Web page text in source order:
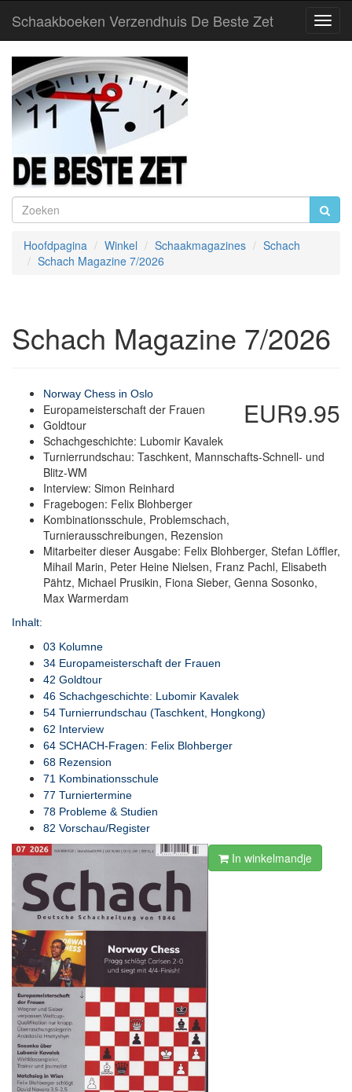
Schaakboeken Verzendhuis De Beste Zet
Hoofdpagina Winkel Schaakmagazines
Schach
Schach Magazine 7/2026
Schach Magazine 7/2026
EUR9.95
Norway Chess in Oslo
Europameisterschaft der Frauen
Goldtour
Schachgeschichte: Lubomir Kavalek
Turnierrundschau: Taschkent, Mannschafts-Schnell- und
Blitz-WM
Interview: Simon Reinhard
Fragebogen: Felix Blohberger
Kombinationsschule, Problemschach,
Turnierausschreibungen, Rezension
Mitarbeiter dieser Ausgabe: Felix Blohberger, Stefan Löffler,
Mihail Marin, Peter Heine Nielsen, Franz Pachl, Elisabeth
Pähtz, Michael Prusikin, Fiona Sieber, Genna Sosonko,
Max Warmerdam
Inhalt:
03 Kolumne
34 Europameisterschaft der Frauen
42 Goldtour
46 Schachgeschichte: Lubomir Kavalek
54 Turnierrundschau (Taschkent, Hongkong)
62 Interview
64 SCHACH-Fragen: Felix Blohberger
68 Rezension
71 Kombinationsschule
77 Turniertermine
78 Probleme & Studien
82 Vorschau/Register
In winkelmandje